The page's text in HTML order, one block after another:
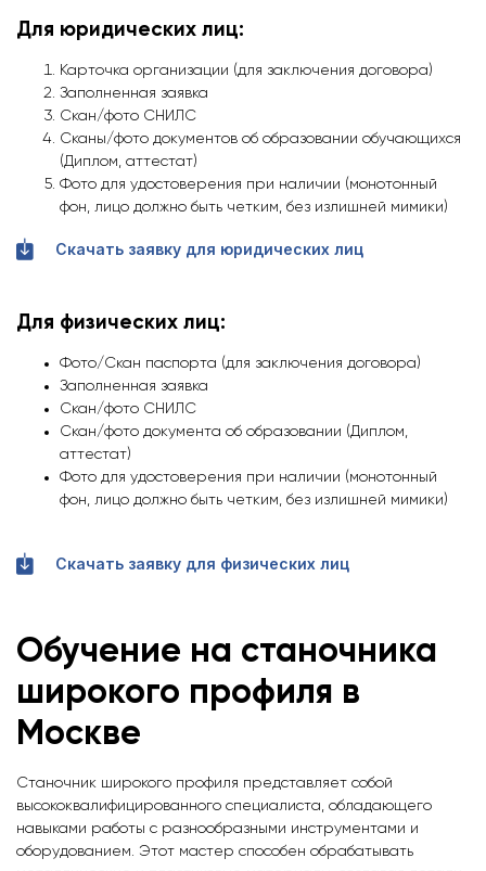
Для юридических лиц:
Карточка организации (для заключения договора)
Заполненная заявка
Скан/фото СНИЛС
Сканы/фото документов об образовании обучающихся
(Диплом, аттестат)
Фото для удостоверения при наличии (монотонный
фон, лицо должно быть четким, без излишней мимики)
Скачать заявку для юридических лиц
Для физических лиц:
Фото/Скан паспорта (для заключения договора)
Заполненная заявка
Скан/фото СНИЛС
Скан/фото документа об образовании (Диплом,
аттестат)
Фото для удостоверения при наличии (монотонный
фон, лицо должно быть четким, без излишней мимики)
Скачать заявку для физических лиц
Обучение на станочника
широкого профиля в
Москве
Станочник широкого профиля представляет собой
высококвалифицированного специалиста, обладающего
навыками работы с разнообразными инструментами и
оборудованием. Этот мастер способен обрабатывать